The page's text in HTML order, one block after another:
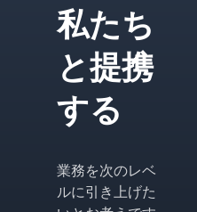
液液分離
Koch-Glitschは、
よび沈降媒体、ミ
テックスブレーカ
提供し、液液分離
ションを提供し
離の両方の設計に
に基づいて性能を
私たち
と提携
する
業務を次のレベ
ルに引き上げた